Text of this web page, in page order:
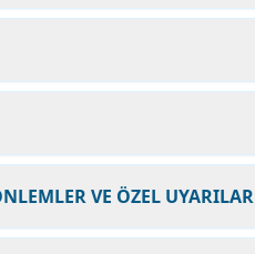
VE ÖZEL UYARILAR